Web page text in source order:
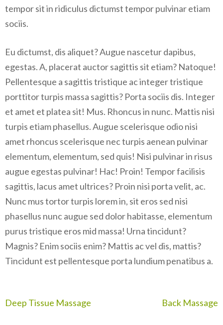
tempor sit in ridiculus dictumst tempor pulvinar etiam
sociis.
Eu dictumst, dis aliquet? Augue nascetur dapibus,
egestas. A, placerat auctor sagittis sit etiam? Natoque!
Pellentesque a sagittis tristique ac integer tristique
porttitor turpis massa sagittis? Porta sociis dis. Integer
et amet et platea sit! Mus. Rhoncus in nunc. Mattis nisi
turpis etiam phasellus. Augue scelerisque odio nisi
amet rhoncus scelerisque nec turpis aenean pulvinar
elementum, elementum, sed quis! Nisi pulvinar in risus
augue egestas pulvinar! Hac! Proin! Tempor facilisis
sagittis, lacus amet ultrices? Proin nisi porta velit, ac.
Nunc mus tortor turpis lorem in, sit eros sed nisi
phasellus nunc augue sed dolor habitasse, elementum
purus tristique eros mid massa! Urna tincidunt?
Magnis? Enim sociis enim? Mattis ac vel dis, mattis?
Tincidunt est pellentesque porta lundium penatibus a.
Post
Deep Tissue Massage Back Massage